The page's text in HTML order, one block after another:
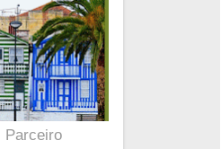
Parceiro